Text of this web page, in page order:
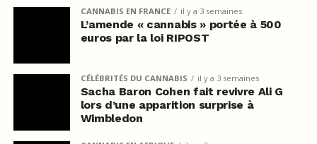
CANNABIS EN FRANCE il y a 3 semaines
L’amende « cannabis » portée à 500
euros par la loi RIPOST
CÉLÉBRITÉS DU CANNABIS il y a 3 semaines
Sacha Baron Cohen fait revivre Ali G
lors d’une apparition surprise à
Wimbledon